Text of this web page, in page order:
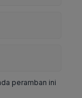
peramban ini